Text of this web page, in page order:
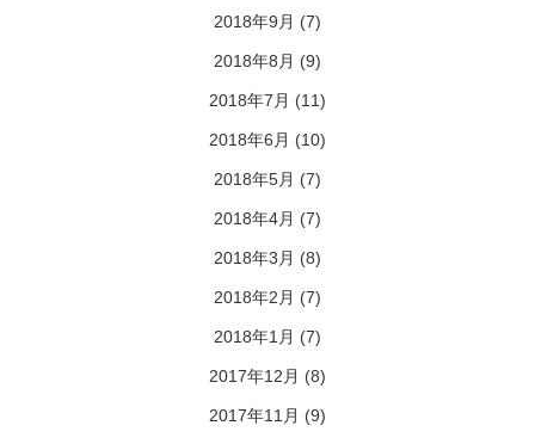
2018年9月 (7)
2018年8月 (9)
2018年7月 (11)
2018年6月 (10)
2018年5月 (7)
2018年4月 (7)
2018年3月 (8)
2018年2月 (7)
2018年1月 (7)
2017年12月 (8)
2017年11月 (9)